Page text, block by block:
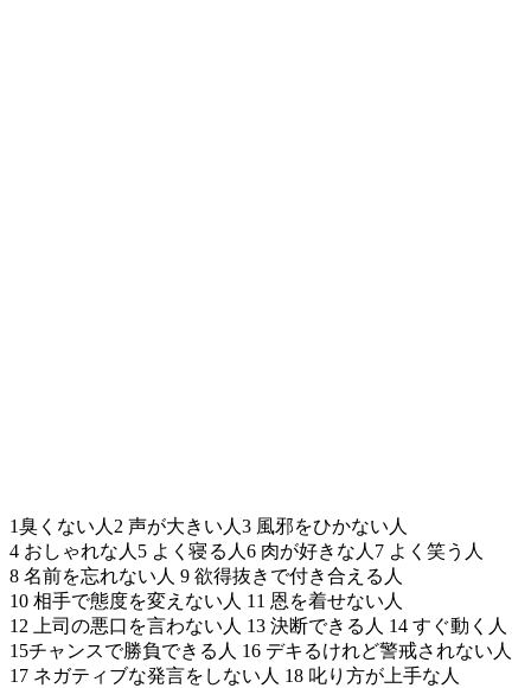
1臭くない人2 声が大きい人3 風邪をひかない人
4 おしゃれな人5 よく寝る人6 肉が好きな人7 よく笑う人
8 名前を忘れない人 9 欲得抜きで付き合える人
10 相手で態度を変えない人 11 恩を着せない人
12 上司の悪口を言わない人 13 決断できる人 14 すぐ動く人
15チャンスで勝負できる人 16 デキるけれど警戒されない人
17 ネガティブな発言をしない人 18 叱り方が上手な人